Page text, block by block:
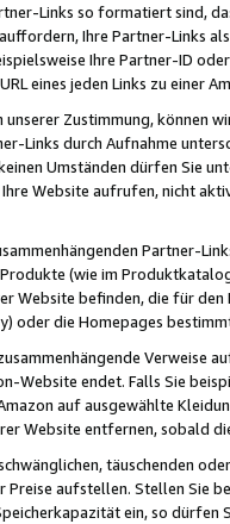
Links so formatiert sind,
Ihre Partner-Links
Ihre Partner-ID
eines jeden Links zu einer
Zustimmung, können
Links durch Aufnahme
Umständen dürfen Sie
Website aufrufen, nicht
Partner-
(wie im
Website befinden, die für
oder die Homepages
Website endet. Falls Sie
auf ausgewählte
Website entfernen, sobald
täuschenden
Preise aufstellen. Stellen Sie
ein, so dürfen